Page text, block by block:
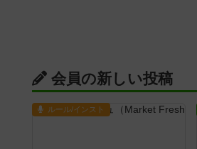
会員の新しい投稿
ルール/インスト